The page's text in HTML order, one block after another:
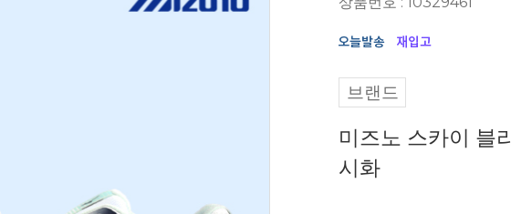
브랜드
미즈노 스카이 블
시화